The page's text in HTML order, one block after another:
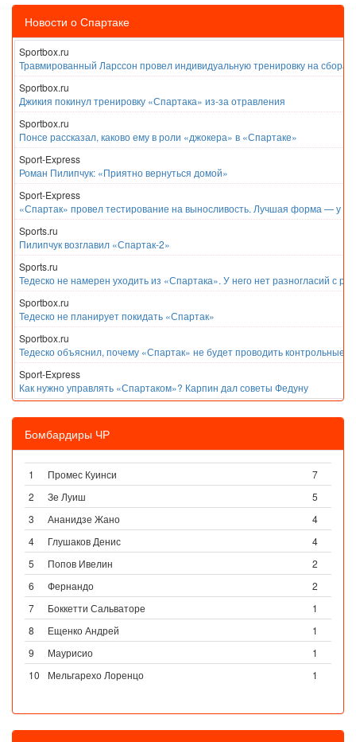
Новости о Спартаке
Sportbox.ru
Травмированный Ларссон провел индивидуальную тренировку на
Sportbox.ru
Джикия покинул тренировку «Спартака» из-за отравления
Sportbox.ru
Понсе рассказал, каково ему в роли «джокера» в «Спартаке»
Sport-Express
Роман Пилипчук: «Приятно вернуться домой»
Sport-Express
«Спартак» провел тестирование на выносливость. Лучшая форма — у
Sports.ru
Пилипчук возглавил «Спартак-2»
Sports.ru
Тедеско не намерен уходить из «Спартака». У него нет разногласий с
Sportbox.ru
Тедеско не планирует покидать «Спартак»
Sportbox.ru
Тедеско объяснил, почему «Спартак» не будет проводить контрольные
Sport-Express
Как нужно управлять «Спартаком»? Карпин дал советы Федуну
Бомбардиры ЧР
1 Промес Куинси
7
2
Зе Луиш
5
3
Ананидзе Жано
4
4
Глушаков Денис
4
5
Попов Ивелин
2
6
Фернандо
2
7
Боккетти Сальваторе
1
8
Ещенко Андрей
1
9
Маурисио
1
10
Мельгарехо Лоренцо 1